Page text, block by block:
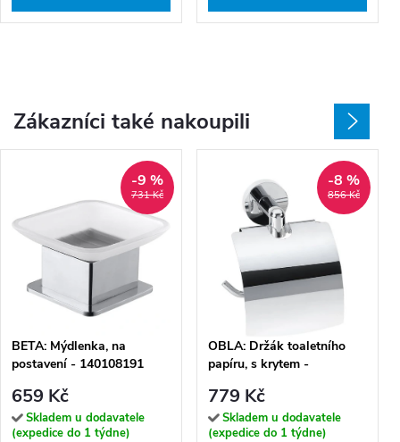
Zákazníci také nakoupili
731 Kč
-9 %
BETA: Mýdlenka, na
postavení - 140108191
659 Kč
Skladem u dodavatele
(expedice do 1 týdne)
856 Kč
-8 %
OBLA: Držák toaletního
papíru, s krytem -
779 Kč
Skladem u dodavatele
(expedice do 1 týdne)